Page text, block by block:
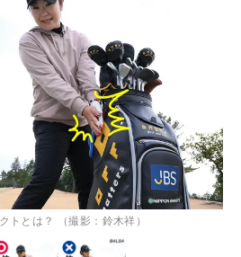
トとは？ （撮影：鈴木祥）